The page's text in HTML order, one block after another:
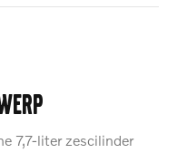
7,7-liter zescilinder